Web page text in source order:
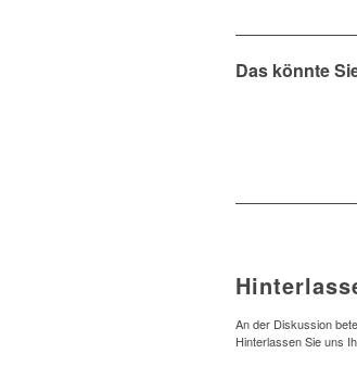
Das könnte
An der Diskussion
Hinterlassen Sie uns